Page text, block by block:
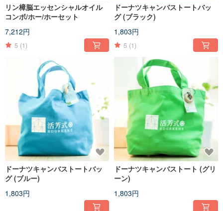
リン樟脳エッセンシャルオイル
コンボ/ホー/ホーセット
7,212円
5 (1)
ドーナツキャンバストートバッ
グ (ブラック)
1,803円
5 (1)
ドーナツキャンバストートバッ
グ (ブルー)
1,803円
ドーナツキャンバストート (グリ
ーン)
1,803円